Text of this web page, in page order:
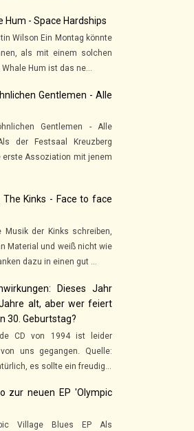
Hum - Space Hardships
Wilson Ein Montag könnte
als mit einem solchen
Hum ist das ne...
Gentlemen - Alle
Gentlemen - Alle
der Festsaal Kreuzberg
erste Assoziation mit jenem
Kinks - Face to face
Musik der Kinks schreiben,
Material und weiß nicht wie
dazu in einen gut ...
Dieses Jahr
alt, aber wer feiert
30. Geburtstag?
CD von 1994 ist leider
uns gegangen. Quelle:
es sollte ein freudig...
zur neuen EP 'Olympic
Village Blues EP Als